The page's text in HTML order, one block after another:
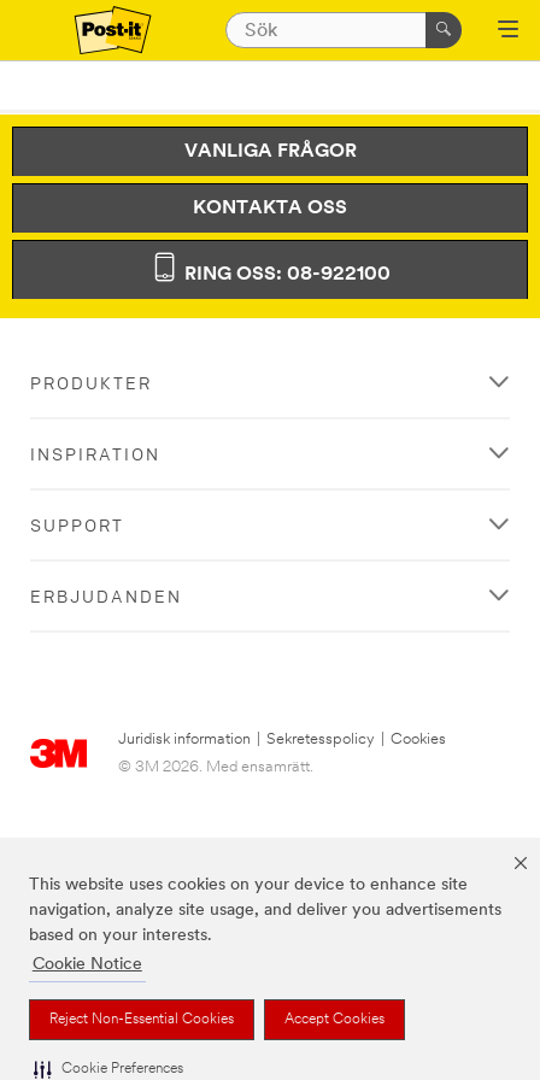
This website uses cookies on your device to enhance site
navigation, analyze site usage, and deliver you advertisements
based on your interests.
Cookie Notice
Reject Non-Essential Cookies Accept Cookies
Cookie Preferences
VANLIGA FRÅGOR
KONTAKTA OSS
RING OSS: 08-922100
PRODUKTER
INSPIRATION
SUPPORT
ERBJUDANDEN
Juridisk information Sekretesspolicy
Cookies
© 3M 2026. Med ensamrätt.
3M, Post-it® och färgen Canary Yellow™ är varumärken som tillhör 3M.